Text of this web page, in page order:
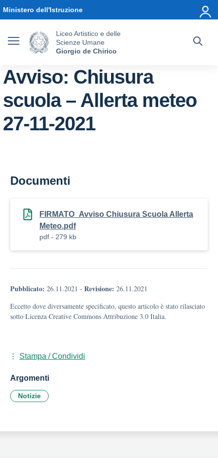
Ministero dell'Istruzione
Liceo Artistico e delle
Scienze Umane
Giorgio de Chirico
Avviso: Chiusura
scuola – Allerta meteo
27-11-2021
Documenti
FIRMATO_Avviso Chiusura Scuola Allerta
Meteo.pdf
pdf - 279 kb
Pubblicato: 26.11.2021 - Revisione: 26.11.2021
Eccetto dove diversamente specificato, questo articolo è stato rilasciato
sotto Licenza Creative Commons Attribuzione 3.0 Italia.
Stampa / Condividi
Argomenti
Notizie